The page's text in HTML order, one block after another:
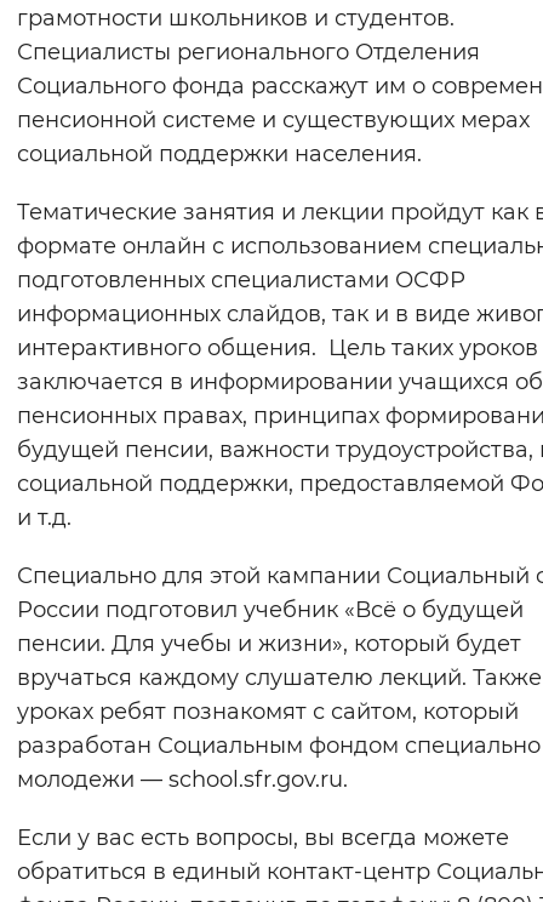
Синий фон
Изображения
Включены Выключены
Воспроизвести Остановить
Вернуть стандартные настройки
грамотности школьников и студентов.
Специалисты регионального Отделения
Социального фонда расскажут им о
пенсионной системе и существующих мерах
социальной поддержки населения.
Тематические занятия и лекции пройдут как
формате онлайн с использованием
подготовленных специалистами ОСФР
информационных слайдов, так и в виде
интерактивного общения. Цель таких уроков
заключается в информировании учащихся
пенсионных правах, принципах
будущей пенсии, важности трудоустройства,
социальной поддержки, предоставляемой
и т.д.
Специально для этой кампании Социальный
России подготовил учебник «Всё о будущей
пенсии. Для учебы и жизни», который будет
вручаться каждому слушателю лекций.
уроках ребят познакомят с сайтом, который
разработан Социальным фондом
молодежи — school.sfr.gov.ru.
Если у вас есть вопросы, вы всегда можете
обратиться в единый контакт-центр